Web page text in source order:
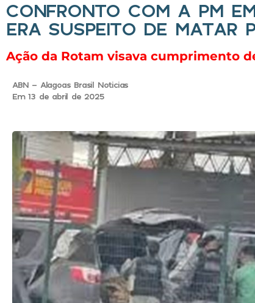
CONFRONTO COM A PM
ERA SUSPEITO DE MATAR
​Ação da Rotam visava cumprimento
ABN - Alagoas Brasil Noticias
Em 13 de abril de 2025